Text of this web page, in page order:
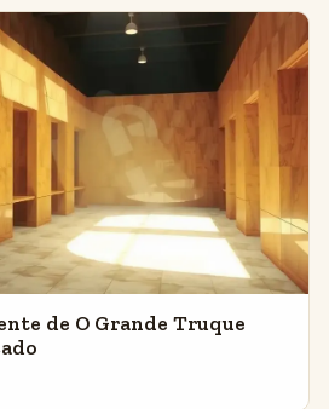
de O Grande Truque